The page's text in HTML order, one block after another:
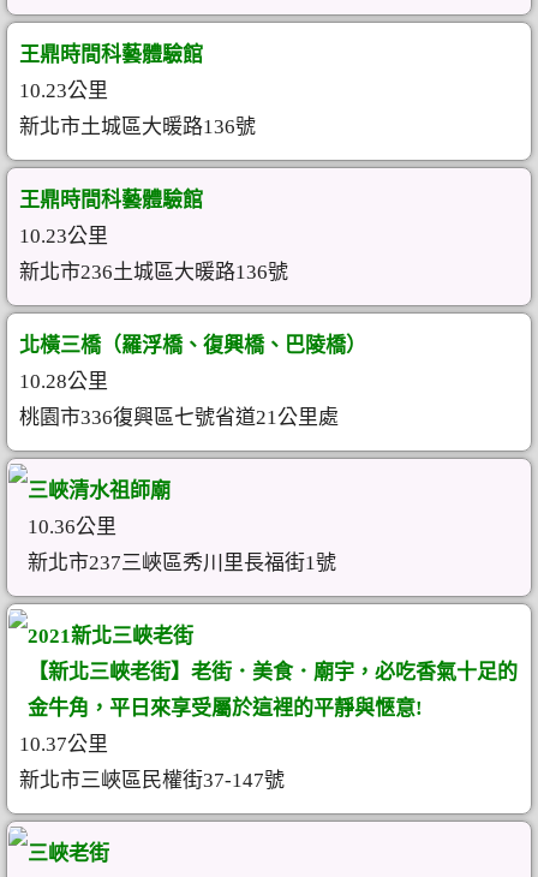
王鼎時間科藝體驗館
10.23公里
新北市土城區大暖路136號
王鼎時間科藝體驗館
10.23公里
新北市236土城區大暖路136號
北橫三橋（羅浮橋、復興橋、巴陵橋）
10.28公里
桃園市336復興區七號省道21公里處
三峽清水祖師廟
10.36公里
新北市237三峽區秀川里長福街1號
2021新北三峽老街
【新北三峽老街】老街．美食．廟宇，必吃香氣十足的
金牛角，平日來享受屬於這裡的平靜與愜意!
10.37公里
新北市三峽區民權街37-147號
三峽老街